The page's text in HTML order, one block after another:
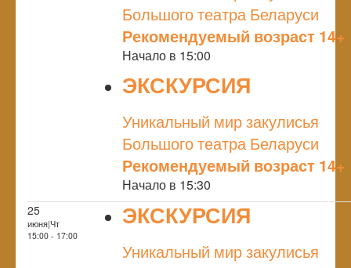
Большого театра Беларуси
Рекомендуемый возраст 14+
Начало в 15:00
ЭКСКУРСИЯ
Уникальный мир закулисья
Большого театра Беларуси
Рекомендуемый возраст 14+
Начало в 15:30
25
июня|Чт
15:00 - 17:00
ЭКСКУРСИЯ
Уникальный мир закулисья